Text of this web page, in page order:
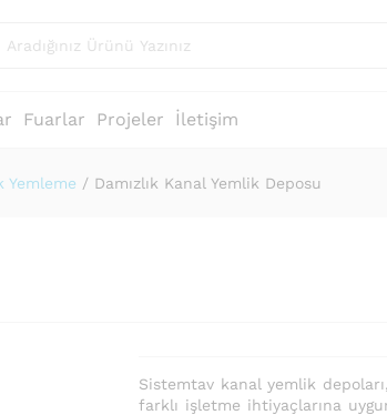
Fuarlar Projeler İletişim
Yemleme / Damızlık Kanal Yemlik Deposu
Sistemtav kanal yemlik
farklı işletme ihtiyaçlarına